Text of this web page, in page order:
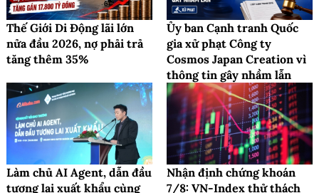
Thế Giới Di Động lãi lớn
nửa đầu 2026, nợ phải trả
tăng thêm 35%
Ủy ban Cạnh tranh Quốc
gia xử phạt Công ty
Cosmos Japan Creation vì
thông tin gây nhầm lẫn
Làm chủ AI Agent, dẫn đầu
tương lai xuất khẩu cùng
Nhận định chứng khoán
7/8: VN-Index thử thách